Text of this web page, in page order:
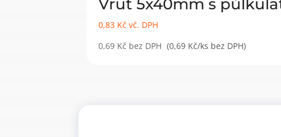
Vrut 5x40mm s
0,83 Kč vč. DPH
0,69 Kč bez DPH (0,69 Kč/ks bez DPH)